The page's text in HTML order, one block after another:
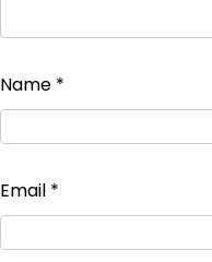
Name *
Email *